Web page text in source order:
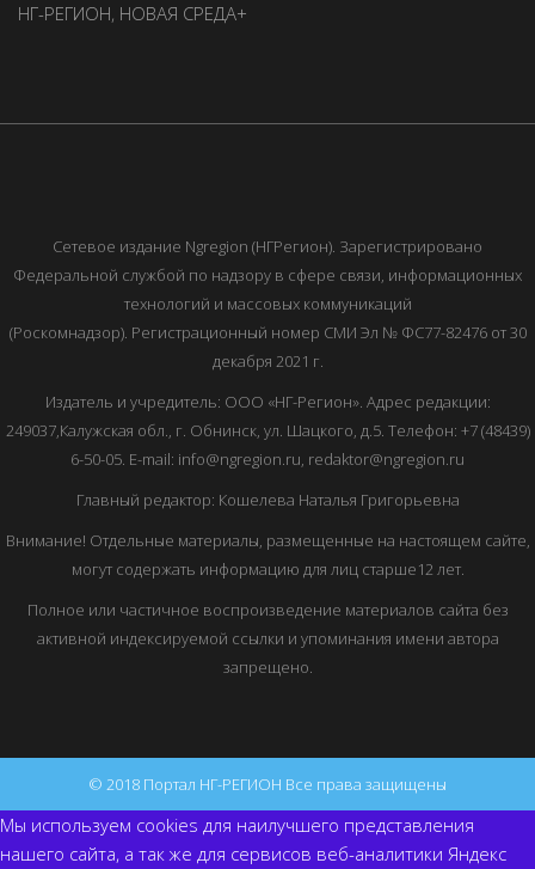
НГ-РЕГИОН, НОВАЯ СРЕДА+
Сетевое издание Ngregion (НГРегион). Зарегистрировано
Федеральной службой по надзору в сфере связи, информационных
технологий и массовых коммуникаций
(Роскомнадзор). Регистрационный номер СМИ Эл № ФС77-82476 от 30
декабря 2021 г.
Издатель и учредитель: ООО «НГ-Регион». Адрес редакции:
249037,Калужская обл., г. Обнинск, ул. Шацкого, д.5. Телефон: +7 (48439)
6-50-05. E-mail: info@ngregion.ru, redaktor@ngregion.ru
Главный редактор: Кошелева Наталья Григорьевна
Внимание! Отдельные материалы, размещенные на настоящем сайте,
могут содержать информацию для лиц старше12 лет.
Полное или частичное воспроизведение материалов сайта без
активной индексируемой ссылки и упоминания имени автора
запрещено.
© 2018 Портал НГ-РЕГИОН Все права защищены
Мы используем cookies для наилучшего представления
нашего сайта, а так же для сервисов веб-аналитики Яндекс